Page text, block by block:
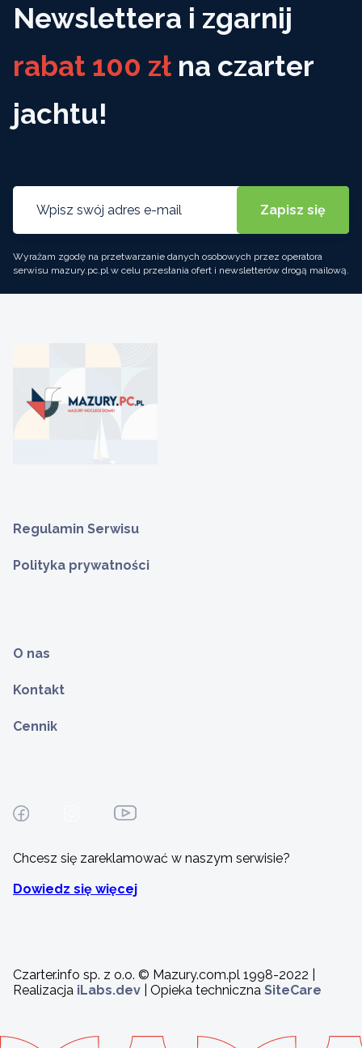
Newslettera i zgarnij
rabat 100 zł na czarter
jachtu!
Wyrażam zgodę na przetwarzanie danych osobowych przez operatora
serwisu mazury.pc.pl w celu przesłania ofert i newsletterów drogą mailową.
Regulamin Serwisu
Polityka prywatności
O nas
Kontakt
Cennik
Chcesz się zareklamować w naszym serwisie?
Dowiedz się więcej
Czarter.info sp. z o.o. © Mazury.com.pl 1998-2022 |
Realizacja iLabs.dev | Opieka techniczna SiteCare